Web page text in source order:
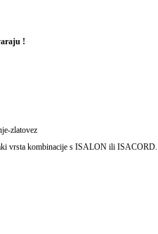
!
zlatovez
vrsta kombinacije s ISALON ili ISACORD.